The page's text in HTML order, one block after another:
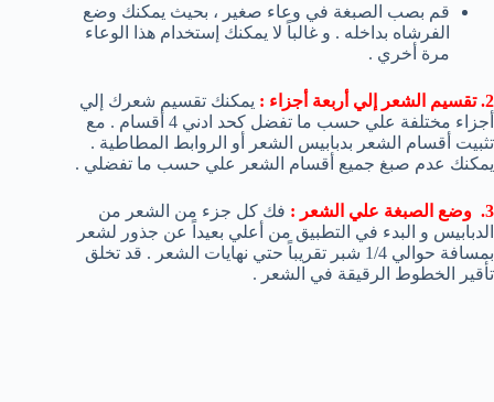
قم بصب الصبغة في وعاء صغير ، بحيث يمكنك وضع
الفرشاه بداخله . و غالباً لا يمكنك إستخدام هذا الوعاء
مرة أخري .
2. تقسيم الشعر إلي أربعة أجزاء :
يمكنك تقسيم شعرك إلي
أجزاء مختلفة علي حسب ما تفضل كحد ادني 4 أقسام . مع
تثبيت أقسام الشعر بدبابيس الشعر أو الروابط المطاطية .
يمكنك عدم صبغ جميع أقسام الشعر علي حسب ما تفضلي .
3. وضع الصبغة علي الشعر :
فك كل جزء من الشعر من
الدبابيس و البدء في التطبيق من أعلي بعيداً عن جذور لشعر
بمسافة حوالي 1/4 شبر تقريباً حتي نهايات الشعر . قد تخلق
تأقير الخطوط الرقيقة في الشعر .